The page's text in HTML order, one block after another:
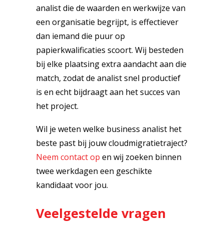
analist die de waarden en werkwijze van
een organisatie begrijpt, is effectiever
dan iemand die puur op
papierkwalificaties scoort. Wij besteden
bij elke plaatsing extra aandacht aan die
match, zodat de analist snel productief
is en echt bijdraagt aan het succes van
het project.
Wil je weten welke business analist het
beste past bij jouw cloudmigratietraject?
Neem contact op en wij zoeken binnen
twee werkdagen een geschikte
kandidaat voor jou.
Veelgestelde vragen